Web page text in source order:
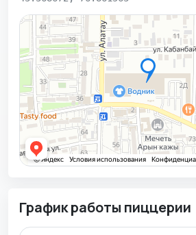
График работы пиццерии